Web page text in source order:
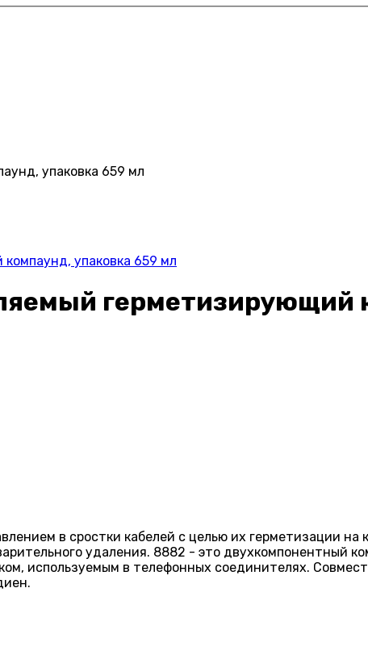
упаковка 659 мл
упаковка 659 мл
герметизирующий
в сростки кабелей с целью их герметизации на
удаления. 8882 - это двухкомпонентный
используемым в телефонных соединителях.